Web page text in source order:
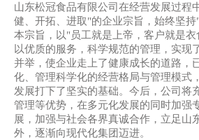
山东松冠食品有限公司在经营发展过程
健、开拓、进取"的企业宗旨，始终坚
本宗旨，以"员工就是上帝，客户就是衣
以优质的服务，科学规范的管理，实现
并举，使企业走上了健康成长的道路，
化、管理科学化的经营格局与管理模式
发展打下了坚实的基础。今后，公司将
管理等优势，在多元化发展的同时加强
展，加强与社会各界真诚合作，立足山
外，逐渐向现代化集团迈进。